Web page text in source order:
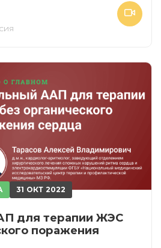
31 ОКТ 2022
для терапии ЖЭС
поражения